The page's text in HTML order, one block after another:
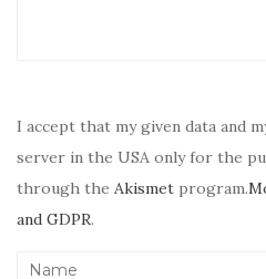
I accept that my given data and
server in the USA only for the
through the Akismet program.
and GDPR.